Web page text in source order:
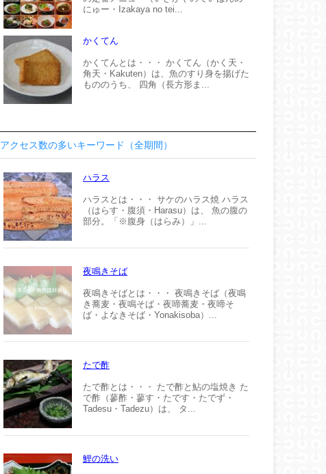
にゅー・Izakaya no tei...
かくてん
かくてんとは・・・ かくてん（かく天・
角天・Kakuten）は、魚のすり身を揚げた
もののうち、 四角（長方形ま...
アクセス数の多いキーワード（全期間）
ハラス
ハラスとは・・・ サケのハラス焼 ハラス
（はらす・腹須・Harasu）は、 魚の腹の
部分。「※腹身（はらみ）」...
夜鳴きそば
夜鳴きそばとは・・・ 夜鳴きそば（夜鳴
き蕎麦・夜鳴そば・夜啼蕎麦・夜啼そ
ば・よなきそば・Yonakisoba）...
たで酢
たで酢とは・・・ たで酢と鮎の塩焼き た
で酢（蓼酢・蓼す・たです・たでず・
Tadesu・Tadezu）は、 タ...
鯉の洗い